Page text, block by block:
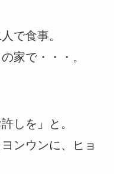
で食事。
家で・・・。
しを」と。
ンウンに、ヒョ